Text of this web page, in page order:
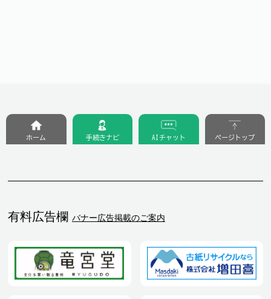
有料広告欄 バナー広告掲載のご案内
ホーム 手続きナビ AIチャット ページトップ